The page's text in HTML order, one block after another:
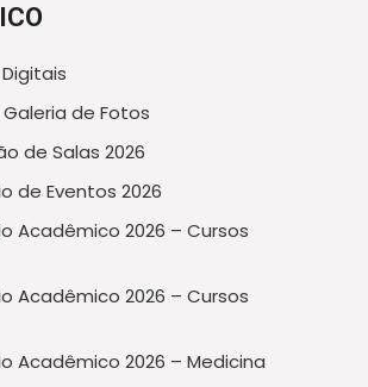
de Fotos
de Salas 2026
de Eventos 2026
Acadêmico 2026 – Cursos
Acadêmico 2026 – Cursos
Acadêmico 2026 – Medicina